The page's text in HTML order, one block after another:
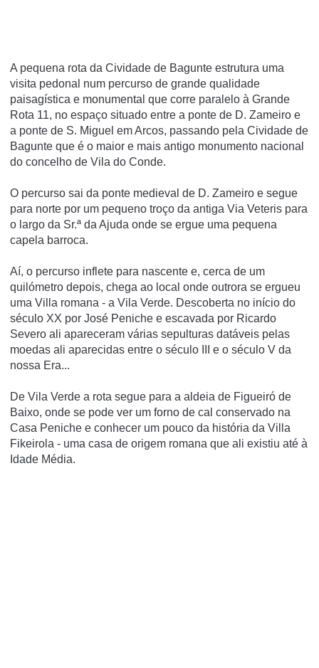
A pequena rota da Cividade de Bagunte estrutura uma
visita pedonal num percurso de grande qualidade
paisagística e monumental que corre paralelo à Grande
Rota 11, no espaço situado entre a ponte de D. Zameiro e
a ponte de S. Miguel em Arcos, passando pela Cividade de
Bagunte que é o maior e mais antigo monumento nacional
do concelho de Vila do Conde.
O percurso sai da ponte medieval de D. Zameiro e segue
para norte por um pequeno troço da antiga Via Veteris para
o largo da Sr.ª da Ajuda onde se ergue uma pequena
capela barroca.
Aí, o percurso inflete para nascente e, cerca de um
quilómetro depois, chega ao local onde outrora se ergueu
uma Villa romana - a Vila Verde. Descoberta no início do
século XX por José Peniche e escavada por Ricardo
Severo ali apareceram várias sepulturas datáveis pelas
moedas ali aparecidas entre o século III e o século V da
nossa Era...
De Vila Verde a rota segue para a aldeia de Figueiró de
Baixo, onde se pode ver um forno de cal conservado na
Casa Peniche e conhecer um pouco da história da Villa
Fikeirola - uma casa de origem romana que ali existiu até à
Idade Média.